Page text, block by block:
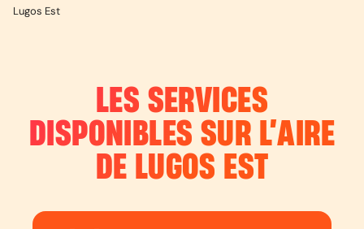
Lugos Est
LES SERVICES
DISPONIBLES SUR L’AIRE
DE LUGOS EST